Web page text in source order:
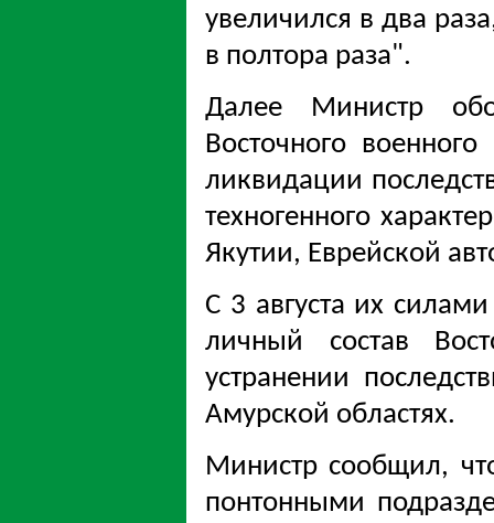
увеличился в два
в полтора раза".
Далее Министр
Восточного
ликвидации
техногенного
Якутии, Еврейской
С 3 августа их
личный состав
устранении
Амурской областях.
Министр сообщил,
понтонными